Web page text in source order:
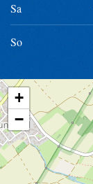
Sa
So
+
−